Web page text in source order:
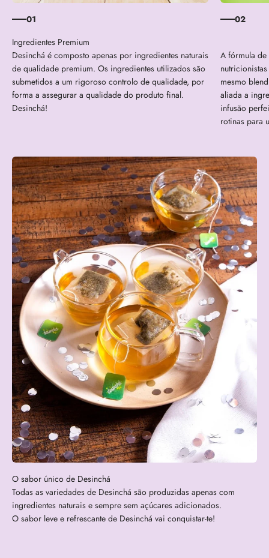
01
Desinchá é composto apenas por ingredientes naturais
de qualidade premium. Os ingredientes utilizados são
submetidos a um rigoroso controlo de qualidade, por
forma a assegurar a qualidade do produto final.
Desinchá!
02
A fórmula
mesmo
aliada a
infusão
rotinas para
Todas as variedades de Desinchá são produzidas apenas com
ingredientes naturais e sempre sem açúcares adicionados.
O sabor leve e refrescante de Desinchá vai conquistar-te!